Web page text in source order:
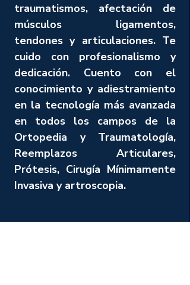
traumatismos, afectación de
músculos ligamentos,
tendones y articulaciones. Te
cuido con profesionalismo y
dedicación. Cuento con el
conocimiento y adiestramiento
en la tecnología más avanzada
en todos los campos de la
Ortopedia y Traumatología,
Reemplazos Articulares,
Prótesis, Cirugía Mínimamente
Invasiva y artroscopia.